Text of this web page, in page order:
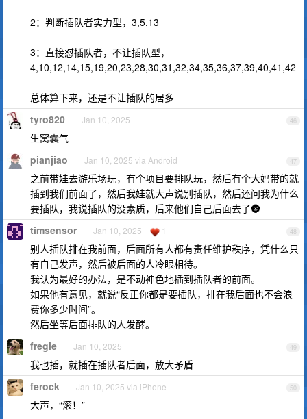
2：判断插队者实力型，3,5,13
3：直接怼插队者，不让插队型，
4,10,12,14,15,19,20,23,28,30,31,32,34,35,36,37,39,40,41,42
总体算下来，还是不让插队的居多
46
tyro820 Jan 10, 2025
生窝囊气
47
pianjiao Jan 10, 2025 via Android
之前带娃去游乐场玩，有个项目要排队玩，然后有个大妈带的就
插到我们前面了，然后我娃就大声说别插队，然后还问我为什么
要插队，我说插队的没素质，后来他们自己后面去了🌚
48
timsensor Jan 10, 2025 1
别人插队排在我前面，后面所有人都有责任维护秩序，凭什么只
有自己发声，然后被后面的人冷眼相待。
我认为最好的办法，是不动神色地插到插队者的前面。
如果他有意见，就说“反正你都是要插队，排在我后面也不会浪
费你多少时间”。
然后坐等后面排队的人发酵。
49
fregie Jan 10, 2025
我也插，就插在插队者后面，放大矛盾
50
ferock Jan 10, 2025 via iPhone
大声，“滚！”